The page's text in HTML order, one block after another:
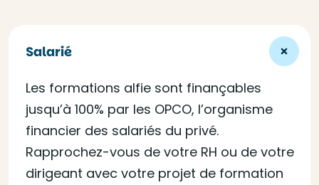
Salarié
Les formations alfie sont finançables
jusqu’à 100% par les OPCO, l’organisme
financier des salariés du privé.
Rapprochez-vous de votre RH ou de votre
dirigeant avec votre projet de formation